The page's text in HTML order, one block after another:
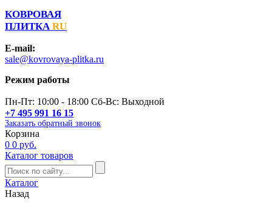
КОВРОВАЯ
ПЛИТКА RU
E-mail:
sale@kovrovaya-plitka.ru
Режим работы
Пн-Пт: 10:00 - 18:00 Сб-Вс: Выходной
+7 495 991 16 15
Заказать обратный звонок
Корзина
0 0 руб.
Каталог товаров
Каталог
Назад